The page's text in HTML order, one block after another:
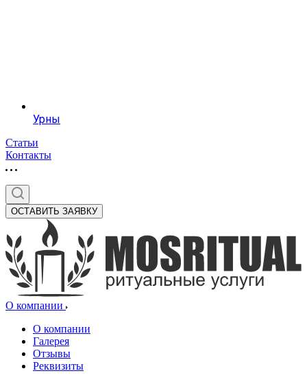
Урны
Статьи
Контакты
ОСТАВИТЬ ЗАЯВКУ
О компании
О компании
Галерея
Отзывы
Реквизиты